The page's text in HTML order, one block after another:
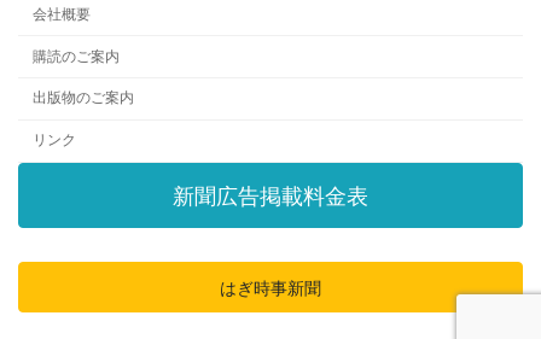
会社概要
購読のご案内
出版物のご案内
リンク
新聞広告掲載料金表
はぎ時事新聞